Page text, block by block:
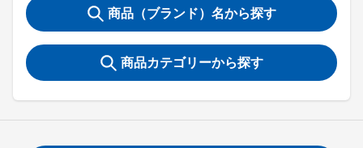
商品（ブランド）名から探す
商品カテゴリーから探す